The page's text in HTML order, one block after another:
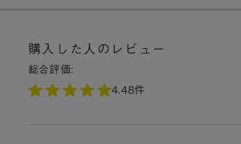
購入した人のレビュー
総合評価:
4.48件